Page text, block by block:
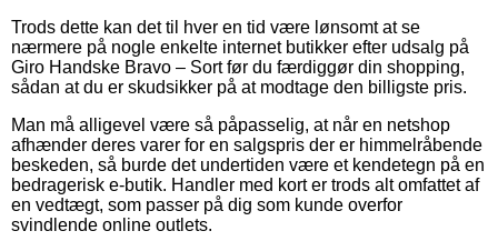
Trods dette kan det til hver en tid være lønsomt at se
nærmere på nogle enkelte internet butikker efter udsalg på
Giro Handske Bravo – Sort før du færdiggør din shopping,
sådan at du er skudsikker på at modtage den billigste pris.
Man må alligevel være så påpasselig, at når en netshop
afhænder deres varer for en salgspris der er himmelråbende
beskeden, så burde det undertiden være et kendetegn på en
bedragerisk e-butik. Handler med kort er trods alt omfattet af
en vedtægt, som passer på dig som kunde overfor
svindlende online outlets.